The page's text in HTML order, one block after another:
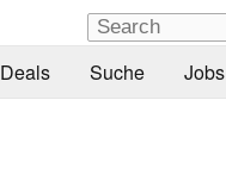
Deals Suche Jobs